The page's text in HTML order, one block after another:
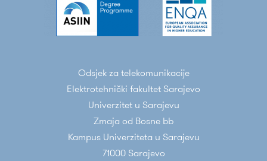
Odsjek za telekomunikacije
Elektrotehnički fakultet Sarajevo
Univerzitet u Sarajevu
Zmaja od Bosne bb
Kampus Univerziteta u Sarajevu
71000 Sarajevo